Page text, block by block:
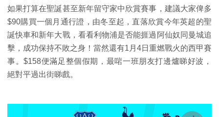
如果打算在聖誕甚至新年留守家中欣賞賽事，建議大家俾多
$90購買一個月通行證，由冬至起，直落欣賞今年英超的聖
誕快車和新年大戰，看看利物浦是否能捱過阿仙奴同曼城追
擊，成功保持不敗之身！當然還有1月4日重燃戰火的西甲賽
事。$158便滿足整個假期，最啱一班朋友打邊爐睇好波，
絕對平過出街睇戲。